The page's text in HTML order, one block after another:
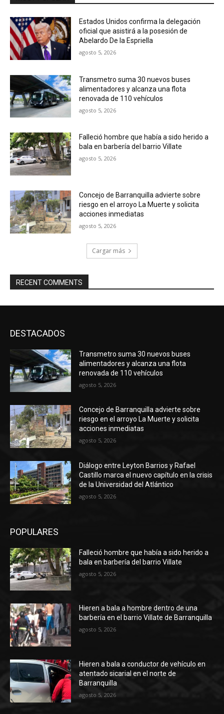
Estados Unidos confirma la delegación
oficial que asistirá a la posesión de
Abelardo De la Espriella
agosto 5, 2026
Transmetro suma 30 nuevos buses
alimentadores y alcanza una flota
renovada de 110 vehículos
agosto 5, 2026
Falleció hombre que había a sido herido a
bala en barbería del barrio Villate
agosto 5, 2026
Concejo de Barranquilla advierte sobre
riesgo en el arroyo La Muerte y solicita
acciones inmediatas
agosto 5, 2026
Cargar más
RECENT COMMENTS
DESTACADOS
Transmetro suma 30 nuevos buses
alimentadores y alcanza una flota
renovada de 110 vehículos
agosto 5, 2026
Concejo de Barranquilla advierte sobre
riesgo en el arroyo La Muerte y solicita
acciones inmediatas
agosto 5, 2026
Diálogo entre Leyton Barrios y Rafael
Castillo marca el nuevo capítulo en la crisis
de la Universidad del Atlántico
agosto 5, 2026
POPULARES
Falleció hombre que había a sido herido a
bala en barbería del barrio Villate
agosto 5, 2026
Hieren a bala a hombre dentro de una
barbería en el barrio Villate de Barranquilla
agosto 5, 2026
Hieren a bala a conductor de vehículo en
atentado sicarial en el norte de
Barranquilla
agosto 5, 2026